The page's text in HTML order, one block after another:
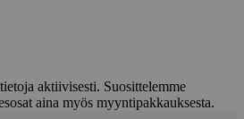
aktiivisesti. Suosittelemme
aina myös myyntipakkauksesta.